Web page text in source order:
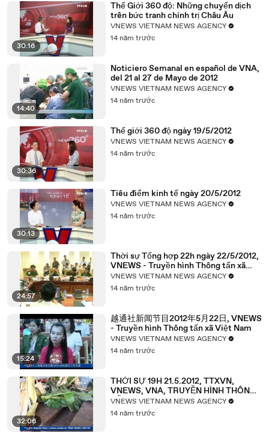
30:16
Thế Giới 360 độ: Những chuyển dịch
trên bức tranh chính trị Châu Âu
VNEWS VIETNAM NEWS AGENCY
14 năm trước
14:40
Noticiero Semanal en español de VNA,
del 21 al 27 de Mayo de 2012
VNEWS VIETNAM NEWS AGENCY
14 năm trước
30:36
Thế giới 360 độ ngày 19/5/2012
VNEWS VIETNAM NEWS AGENCY
14 năm trước
30:13
Tiêu điểm kinh tế ngày 20/5/2012
VNEWS VIETNAM NEWS AGENCY
14 năm trước
24:57
Thời sự Tổng hợp 22h ngày 22/5/2012,
VNEWS - Truyền hình Thông tấn xã
Việt Nam
VNEWS VIETNAM NEWS AGENCY
14 năm trước
15:24
越通社新闻节目2012年5月22日, VNEWS
- Truyền hình Thông tấn xã Việt Nam
VNEWS VIETNAM NEWS AGENCY
14 năm trước
32:06
THỜI SỰ 19H 21.5.2012, TTXVN,
VNEWS, VNA, TRUYỀN HÌNH THÔNG
TẤN, TTXVN
VNEWS VIETNAM NEWS AGENCY
14 năm trước